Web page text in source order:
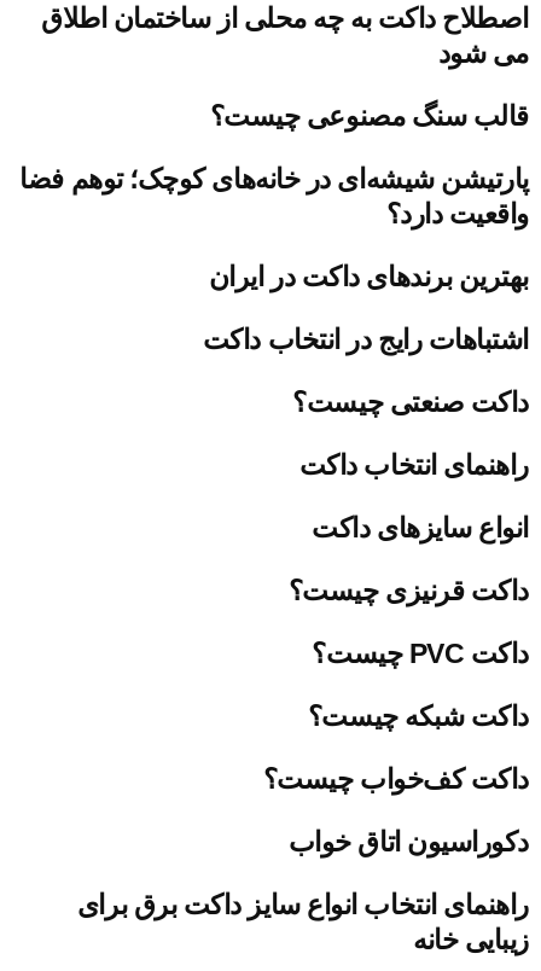
اصطلاح داکت به چه محلی از ساختمان اطلاق
می شود
قالب سنگ مصنوعی چیست؟
پارتیشن شیشه‌ای در خانه‌های کوچک؛ توهم فضا
واقعیت دارد؟
بهترین برندهای داکت در ایران
اشتباهات رایج در انتخاب داکت
داکت صنعتی چیست؟
راهنمای انتخاب داکت
انواع سایزهای داکت
داکت قرنیزی چیست؟
داکت PVC چیست؟
داکت شبکه چیست؟
داکت کف‌خواب چیست؟
دکوراسیون اتاق خواب
راهنمای انتخاب انواع سایز داکت برق برای
زیبایی خانه